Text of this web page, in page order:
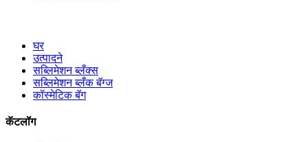
घर
उत्पादने
सब्लिमेशन ब्लँक्स
सब्लिमेशन ब्लँक बॅग्ज
कॉस्मेटिक बॅग
कॅटलॉग